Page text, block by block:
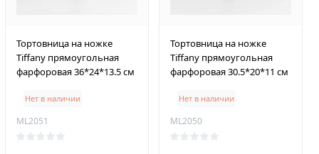
Тортовница на ножке
Tiffany прямоугольная
фарфоровая 36*24*13.5 см
Нет в наличии
ML2051
Тортовница на ножке
Tiffany прямоугольная
фарфоровая 30.5*20*11 см
Нет в наличии
ML2050